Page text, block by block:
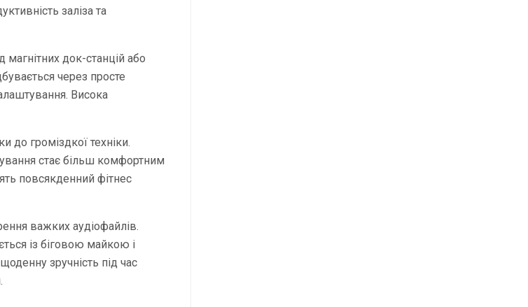
заліза та
док-станцій або
через просте
Висока
до громіздкої техніки.
стає більш комфортним
повсякденний фітнес
важких аудіофайлів.
із біговою майкою і
зручність під час